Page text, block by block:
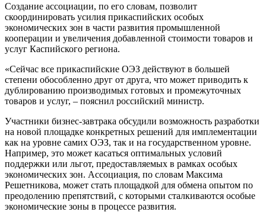
Создание ассоциации, по его словам, позволит
скоординировать усилия прикаспийских особых
экономических зон в части развития промышленной
кооперации и увеличения добавленной стоимости товаров и
услуг Каспийского региона.
«Сейчас все прикаспийские ОЭЗ действуют в большей
степени обособленно друг от друга, что может приводить к
дублированию производимых готовых и промежуточных
товаров и услуг, – пояснил российский министр.
Участники бизнес-завтрака обсудили возможность разработки
на новой площадке конкретных решений для имплементации
как на уровне самих ОЭЗ, так и на государственном уровне.
Например, это может касаться оптимальных условий
поддержки или льгот, предоставляемых в рамках особых
экономических зон. Ассоциация, по словам Максима
Решетникова, может стать площадкой для обмена опытом по
преодолению препятствий, с которыми сталкиваются особые
экономические зоны в процессе развития.